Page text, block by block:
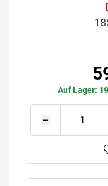
Auf Lager: